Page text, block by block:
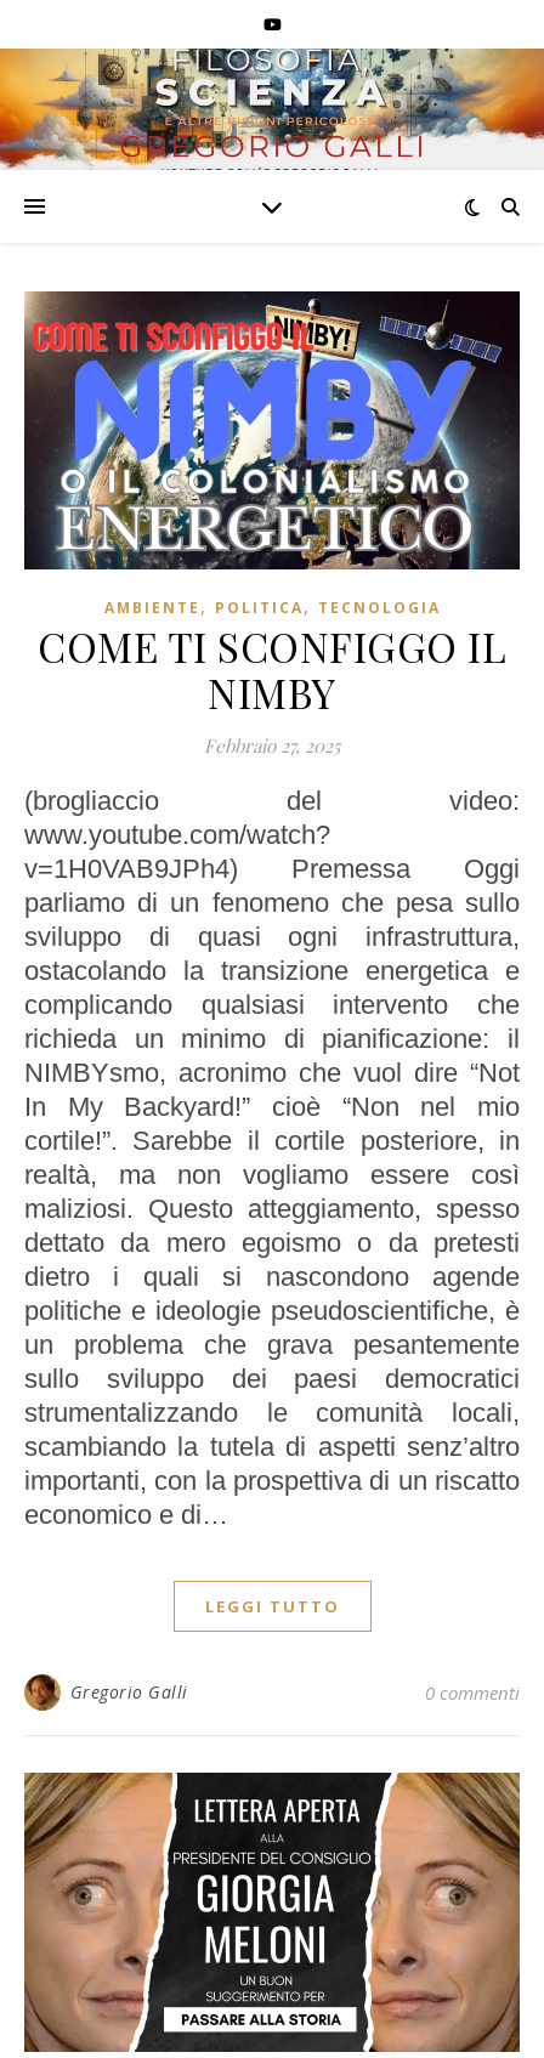
AMBIENTE , POLITICA, TECNOLOGIA
COME TI SCONFIGGO IL
NIMBY
Febbraio 27, 2025
(brogliaccio del video:
www.youtube.com/watch?
v=1H0VAB9JPh4) Premessa Oggi
parliamo di un fenomeno che pesa sullo
sviluppo di quasi ogni infrastruttura,
ostacolando la transizione energetica e
complicando qualsiasi intervento che
richieda un minimo di pianificazione: il
NIMBYsmo, acronimo che vuol dire “Not
In My Backyard!” cioè “Non nel mio
cortile!”. Sarebbe il cortile posteriore, in
realtà, ma non vogliamo essere così
maliziosi. Questo atteggiamento, spesso
dettato da mero egoismo o da pretesti
dietro i quali si nascondono agende
politiche e ideologie pseudoscientifiche, è
un problema che grava pesantemente
sullo sviluppo dei paesi democratici
strumentalizzando le comunità locali,
scambiando la tutela di aspetti senz’altro
importanti, con la prospettiva di un riscatto
economico e di…
LEGGI TUTTO
Gregorio Galli 0 commenti